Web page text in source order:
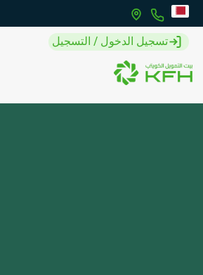
تسجيل الدخول / التسجيل